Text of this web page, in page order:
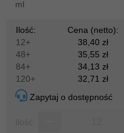
ml
Ilość:
Cena (netto):
12+
38,40 zł
48+
35,55 zł
84+
34,13 zł
120+
32,71 zł
Zapytaj o dostępność